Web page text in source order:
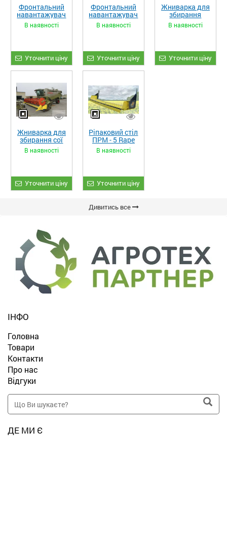
Фронтальний
навантажувач
«STRONG XL»
В наявності
Уточнити ціну
Фронтальний
навантажувач
«STRONG»
В наявності
Уточнити ціну
Жниварка для
збирання
кукурудзи
ЖКИ-870
В наявності
Уточнити ціну
Жниварка для
збирання сої
та гороху
«ETTARO»
В наявності
Уточнити ціну
Ріпаковий стіл
ПРМ - 5 Rape
Fiore
В наявності
Уточнити ціну
Дивитись все
ІНФО
Головна
Товари
Контакти
Про нас
Відгуки
ДЕ МИ Є